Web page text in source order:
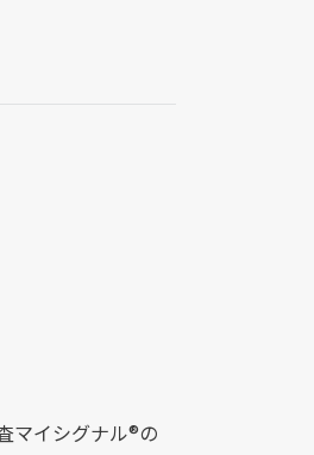
マイシグナル®︎の